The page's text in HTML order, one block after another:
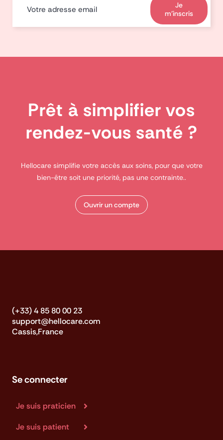
Je
m'inscris
Prêt à simplifier vos
rendez-vous santé ?
Hellocare simplifie votre accès aux soins, pour que votre
bien-être soit une priorité, pas une contrainte..
Ouvrir un compte
(+33) 4 85 80 00 23
support@hellocare.com
Cassis,France
Se connecter
Je suis praticien
Je suis patient